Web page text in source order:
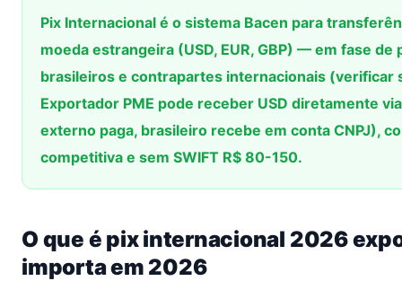
Pix Internacional é o sistema Bacen para
moeda estrangeira (USD, EUR, GBP) — em fase de
brasileiros e contrapartes internacionais (verificar
Exportador PME pode receber USD diretamente
externo paga, brasileiro recebe em conta CNPJ),
competitiva e sem SWIFT R$ 80-150.
O que é pix internacional 2026
importa em 2026